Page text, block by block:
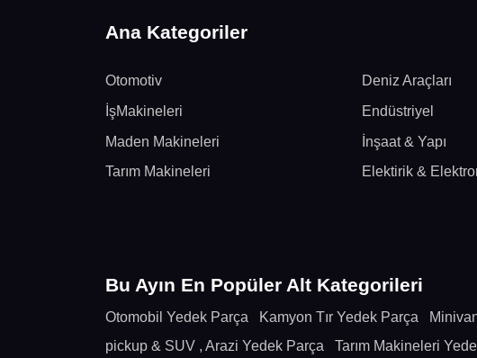
Ana Kategoriler
Otomotiv
İşMakineleri
Maden Makineleri
Tarım Makineleri
Deniz Araçları
Endüstriyel
İnşaat & Yapı
Elektirik &
Bu Ayın En Popüler Alt Kategorileri
Otomobil Yedek Parça Kamyon Tır Yedek Parça
pickup & SUV , Arazi Yedek Parça
Tarım Makineleri